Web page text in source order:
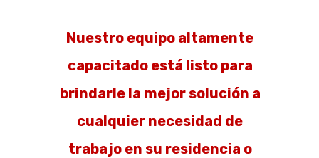
Nuestro equipo altamente
capacitado está listo para
brindarle la mejor solución a
cualquier necesidad de
trabajo en su residencia o